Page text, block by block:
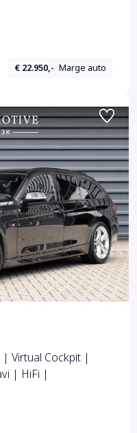
€ 22.950,- Marge auto
Virtual Cockpit |
| HiFi |